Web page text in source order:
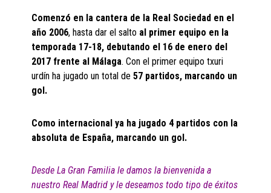
Comenzó en la cantera de la Real Sociedad en el
año 2006, hasta dar el salto al primer equipo en la
temporada 17-18, debutando el 16 de enero del
2017 frente al Málaga. Con el primer equipo txuri
urdín ha jugado un total de57 partidos, marcando un
gol.
Como internacional ya ha jugado 4 partidos con la
absoluta de España, marcando un gol.
Desde La Gran Familia le damos la bienvenida a
nuestro Real Madrid y le deseamos todo tipo de éxitos